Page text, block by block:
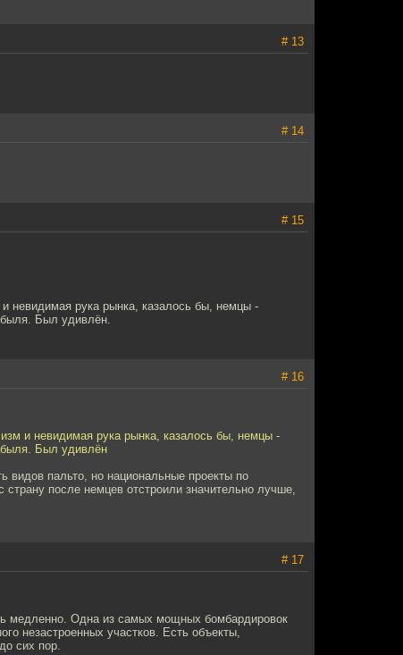
# 13
# 14
# 15
невидимая рука рынка, казалось бы, немцы -
Был удивлён.
# 16
и невидимая рука рынка, казалось бы, немцы -
Был удивлён
видов пальто, но национальные проекты по
после немцев отстроили значительно лучше,
# 17
медленно. Одна из самых мощных бомбардировок
незастроенных участков. Есть объекты,
сих пор.